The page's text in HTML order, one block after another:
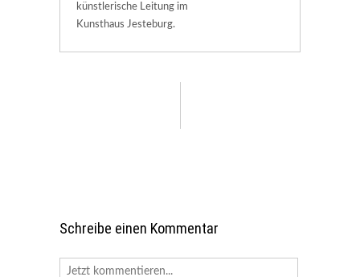
künstlerische Leitung im
Kunsthaus Jesteburg.
Schreibe einen Kommentar